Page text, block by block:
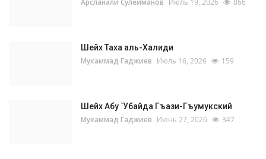
Шейх Таха аль-Халиди
Мухаммад Гаджиев Июль 16, 2026 159
Шейх Абу `Убайда Гъази-Гъумукский
Мухаммад Гаджиев Июнь 27, 2026 347